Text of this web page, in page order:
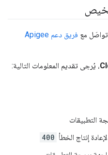
تواصَل مع
فريق دعم Apigee
، يُرجى تقديم المعلومات التالية:
التطبيقات
إنتاج الخطأ 400